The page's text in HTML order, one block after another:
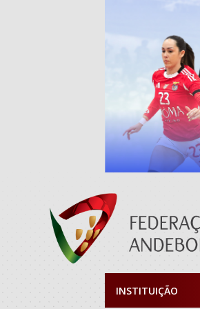
INSTITUIÇÃO